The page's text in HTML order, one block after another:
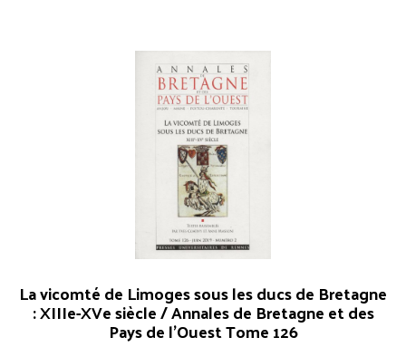
La vicomté de Limoges sous les ducs de Bretagne
: XIIIe-XVe siècle / Annales de Bretagne et des
Pays de l’Ouest Tome 126